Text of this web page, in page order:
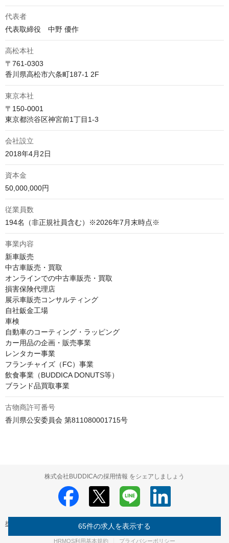
65件の求人を表示する
代表者
代表取締役　中野 優作
高松本社
〒761-0303
香川県高松市六条町187-1 2F
東京本社
〒150-0001
東京都渋谷区神宮前1丁目1-3
会社設立
2018年4月2日
資本金
50,000,000円
従業員数
194名（非正規社員含む）※2026年7月末時点※
事業内容
新車販売
中古車販売・買取
オンラインでの中古車販売・買取
損害保険代理店
展示車販売コンサルティング
自社鈑金工場
車検
自動車のコーティング・ラッピング
カー用品の企画・販売事業
レンタカー事業
フランチャイズ（FC）事業
飲食事業（BUDDICA DONUTS等）
ブランド品買取事業
古物商許可番号
香川県公安委員会 第811080001715号
株式会社BUDDICAの採用情報 をシェアしましょう
株式会社BUDDICA 株式会社BUDDICA の採用情報
HRMOS利用基本規約 プライバシーポリシー